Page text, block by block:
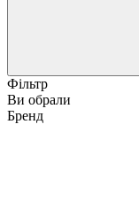
Фільтр
Ви обрали
Бренд